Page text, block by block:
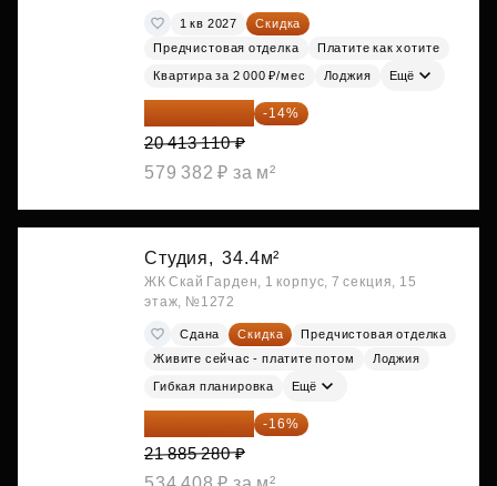
1 кв 2027
Скидка
Предчистовая отделка
Платите как хотите
Квартира за 2 000 ₽/мес Лоджия Ещё
17 555 275 ₽ -14%
20 413 110 ₽
579 382 ₽ за м²
Студия, 34.4м²
ЖК Скай Гарден, 1 корпус, 7 секция, 15
этаж, №1272
Сдана Скидка
Предчистовая отделка
Живите сейчас - платите потом
Лоджия
Гибкая планировка Ещё
18 383 635 ₽ -16%
21 885 280 ₽